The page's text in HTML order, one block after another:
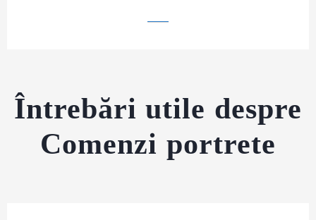
Întrebări utile despre
Comenzi portrete